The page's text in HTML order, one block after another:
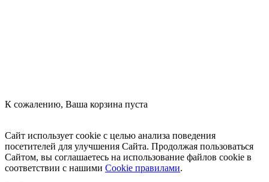
К сожалению, Ваша корзина пуста
Сайт использует cookie с целью анализа поведения
посетителей для улучшения Сайта. Продолжая пользоваться
Сайтом, вы соглашаетесь на использование файлов cookie в
соответствии с нашими Cookiе правилами.